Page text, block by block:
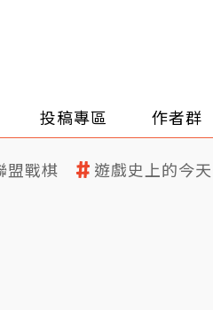
投稿專區 作者群
盟戰棋 遊戲史上的今天